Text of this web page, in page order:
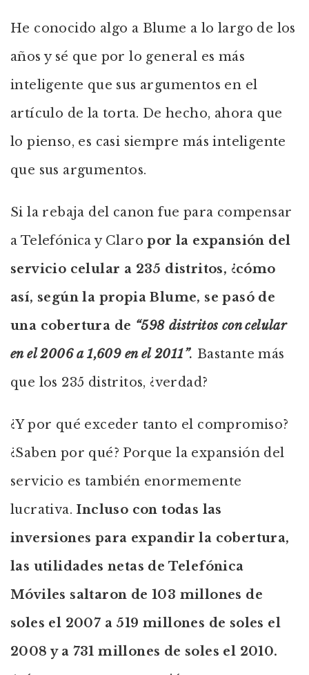
He conocido algo a Blume a lo largo de los
años y sé que por lo general es más
inteligente que sus argumentos en el
artículo de la torta. De hecho, ahora que
lo pienso, es casi siempre más inteligente
que sus argumentos.
Si la rebaja del canon fue para compensar
a Telefónica y Claropor la expansión del
servicio celular a 235 distritos, ¿cómo
así, según la propia Blume, se pasó de
una cobertura de “598 distritos con celular
en el 2006 a 1,609 en el 2011”. Bastante más
que los 235 distritos, ¿verdad?
¿Y por qué exceder tanto el compromiso?
¿Saben por qué? Porque la expansión del
servicio es también enormemente
lucrativa. Incluso con todas las
inversiones para expandir la cobertura,
las utilidades netas de Telefónica
Móviles saltaron de 103 millones de
soles el 2007 a 519 millones de soles el
2008 y a 731 millones de soles el 2010.